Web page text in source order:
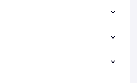
на предприятиях.